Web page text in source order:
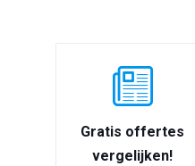
Gratis offertes
vergelijken!